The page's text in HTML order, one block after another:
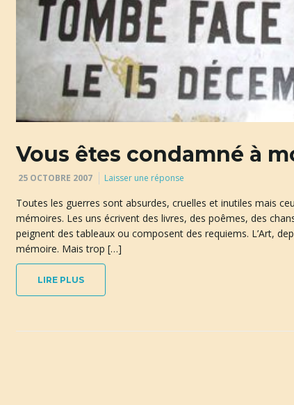
Vous êtes condamné à
25 OCTOBRE 2007 Laisser une réponse
Toutes les guerres sont absurdes, cruelles et inutiles mais
mémoires. Les uns écrivent des livres, des poêmes, des
peignent des tableaux ou composent des requiems. L’Art,
mémoire. Mais trop […]
LIRE PLUS